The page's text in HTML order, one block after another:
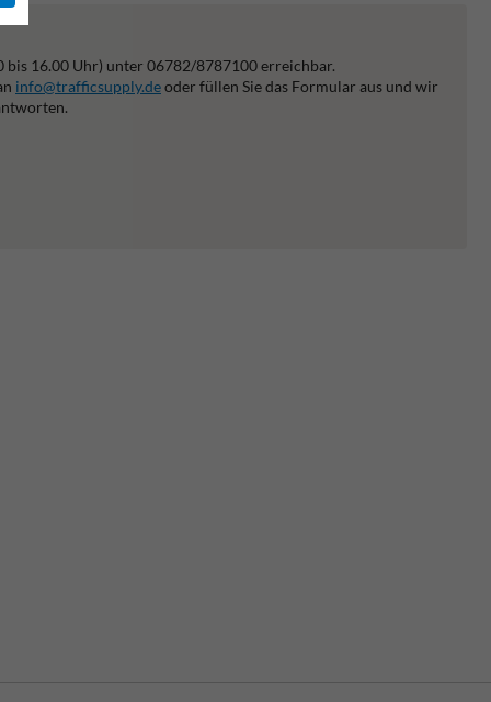
bis 16.00 Uhr) unter 06782/8787100 erreichbar.
info@trafficsupply.deoder füllen Sie das Formular aus und wir